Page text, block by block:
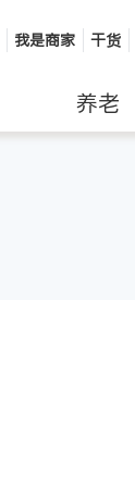
我是商家 干货
养老